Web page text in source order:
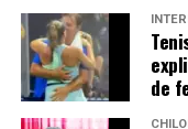
Actualmente,
realizando trámites
distintos medios de
de